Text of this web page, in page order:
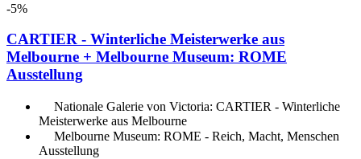
-5%
CARTIER - Winterliche Meisterwerke aus
Melbourne + Melbourne Museum: ROME
Ausstellung
Nationale Galerie von Victoria: CARTIER - Winterliche
Meisterwerke aus Melbourne
Melbourne Museum: ROME - Reich, Macht, Menschen
Ausstellung